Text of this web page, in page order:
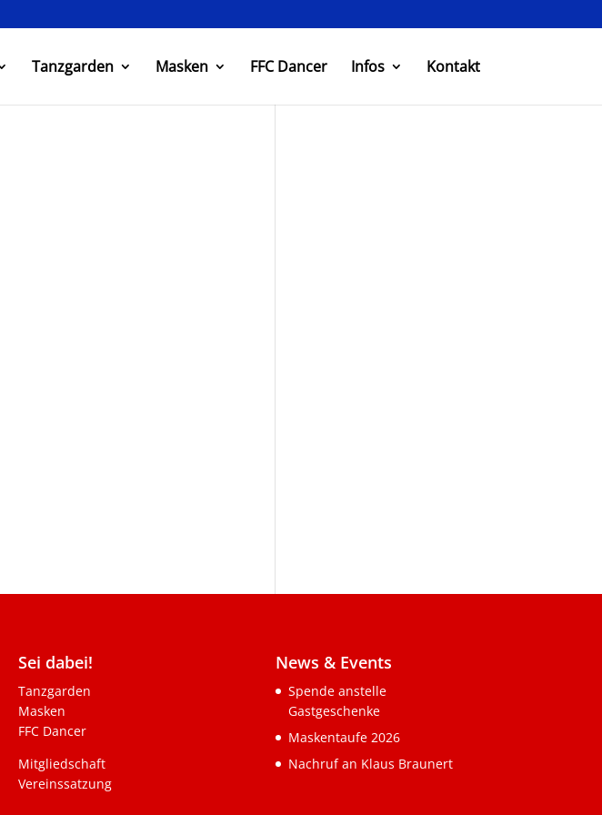
Tanzgarden Masken FFC Dancer Infos Kontakt
Sei dabei!
Tanzgarden
Masken
FFC Dancer
Mitgliedschaft
Vereinssatzung
News & Events
Spende anstelle
Gastgeschenke
Maskentaufe 2026
Nachruf an Klaus Braunert